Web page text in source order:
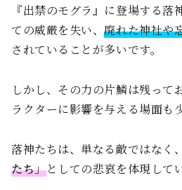
『出禁のモグラ』に登場する落
ての威厳を失い、廃れた神社や
されていることが多いです。
しかし、その力の片鱗は残って
ラクターに影響を与える場面も
落神たちは、単なる敵ではなく
たち」としての悲哀を体現して